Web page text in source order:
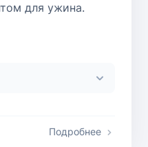
для ужина.
Подробнее